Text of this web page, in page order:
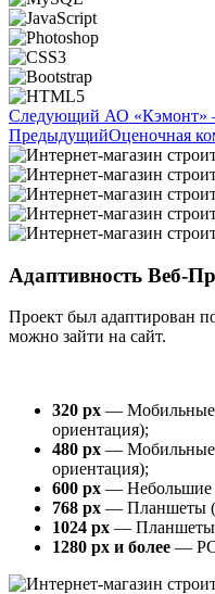
Следующий АО «Кэмонт»
ПредыдущийОценочная
Адаптивность Веб-
Проект был адаптирован
можно зайти на сайт.
320 px — Мобильные
ориентация);
480 px — Мобильные
ориентация);
600 px — Небольшие
768 px — Планшеты
1024 px — Планшеты
1280 px и более —